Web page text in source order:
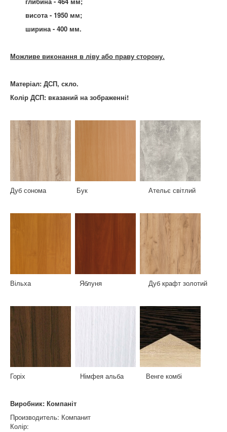
висота - 1950 мм;
ширина - 400 мм.
Можливе виконання в ліву або праву сторону.
Матеріал: ДСП, скло.
Колір ДСП: вказаний на зображенні!
Дуб сонома Бук Ательє світлий
Вільха Яблуня Дуб крафт золотий
Горіх Німфея альба Венге комбі
Виробник: Компаніт
Производитель: Компанит
Колір: